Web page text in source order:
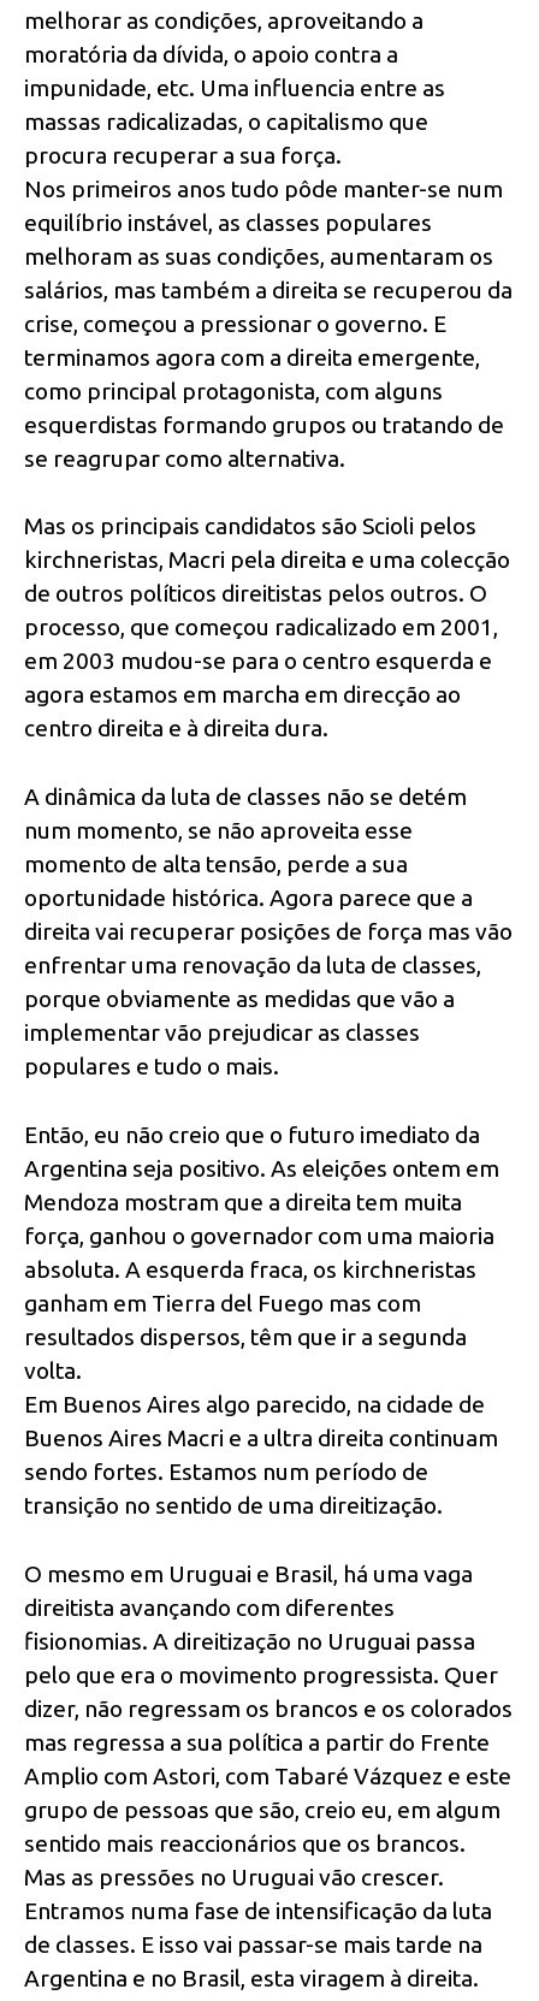
melhorar as condições, aproveitando a
moratória da dívida, o apoio contra a
impunidade, etc. Uma influencia entre as
massas radicalizadas, o capitalismo que
procura recuperar a sua força.
Nos primeiros anos tudo pôde manter-se num
equilíbrio instável, as classes populares
melhoram as suas condições, aumentaram os
salários, mas também a direita se recuperou da
crise, começou a pressionar o governo. E
terminamos agora com a direita emergente,
como principal protagonista, com alguns
esquerdistas formando grupos ou tratando de
se reagrupar como alternativa.
Mas os principais candidatos são Scioli pelos
kirchneristas, Macri pela direita e uma colecção
de outros políticos direitistas pelos outros. O
processo, que começou radicalizado em 2001,
em 2003 mudou-se para o centro esquerda e
agora estamos em marcha em direcção ao
centro direita e à direita dura.
A dinâmica da luta de classes não se detém
num momento, se não aproveita esse
momento de alta tensão, perde a sua
oportunidade histórica. Agora parece que a
direita vai recuperar posições de força mas vão
enfrentar uma renovação da luta de classes,
porque obviamente as medidas que vão a
implementar vão prejudicar as classes
populares e tudo o mais.
Então, eu não creio que o futuro imediato da
Argentina seja positivo. As eleições ontem em
Mendoza mostram que a direita tem muita
força, ganhou o governador com uma maioria
absoluta. A esquerda fraca, os kirchneristas
ganham em Tierra del Fuego mas com
resultados dispersos, têm que ir a segunda
volta.
Em Buenos Aires algo parecido, na cidade de
Buenos Aires Macri e a ultra direita continuam
sendo fortes. Estamos num período de
transição no sentido de uma direitização.
O mesmo em Uruguai e Brasil, há uma vaga
direitista avançando com diferentes
fisionomias. A direitização no Uruguai passa
pelo que era o movimento progressista. Quer
dizer, não regressam os brancos e os colorados
mas regressa a sua política a partir do Frente
Amplio com Astori, com Tabaré Vázquez e este
grupo de pessoas que são, creio eu, em algum
sentido mais reaccionários que os brancos.
Mas as pressões no Uruguai vão crescer.
Entramos numa fase de intensificação da luta
de classes. E isso vai passar-se mais tarde na
Argentina e no Brasil, esta viragem à direita.